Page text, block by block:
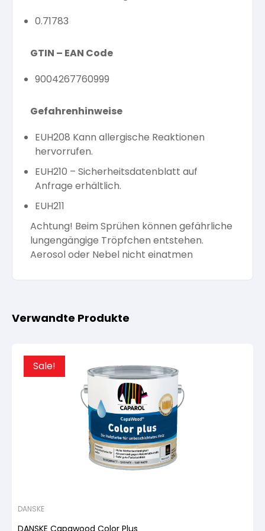
0.71783
GTIN – EAN Code
9004267760999
Gefahrenhinweise
EUH208 Kann allergische Reaktionen
hervorrufen.
EUH210 – Sicherheitsdatenblatt auf
Anfrage erhältlich.
EUH211
Achtung! Beim Sprühen können gefährliche
lungengängige Tröpfchen entstehen.
Aerosol oder Nebel nicht einatmen
Verwandte Produkte
Sale!
DANSKE
DANSKE Capawood Color Plus